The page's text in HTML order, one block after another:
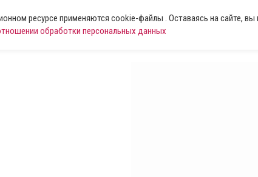
ресурсе применяются cookie-файлы . Оставаясь на сайте, вы
обработки персональных данных